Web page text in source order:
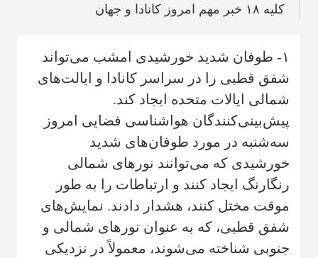
کلیه ۱۸ خبر مهم امروز کانادا و جهان
۱- طوفان شدید خورشیدی امشب می‌تواند
شفق قطبی را در سراسر کانادا و ایالت‌های
شمالی ایالات متحده ایجاد کند.
پیش‌بینی‌کنندگان هواشناسی فضایی امروز
سه‌شنبه در مورد طوفان‌های شدید
خورشیدی که می‌توانند نورهای شمالی
رنگارنگ ایجاد کنند و ارتباطات را به طور
موقت مختل کنند، هشدار دادند. نمایش‌های
شفق قطبی، که به عنوان نورهای شمالی و
جنوبی شناخته می‌شوند، معمولاً در نزدیکی